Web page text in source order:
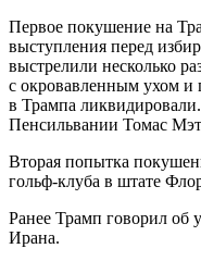
Первое покушение на
выступления перед
выстрелили несколько
с окровавленным ухом и
в Трампа
Пенсильвании Томас
Вторая попытка
гольф-клуба в штате
Ранее Трамп говорил об
Ирана.